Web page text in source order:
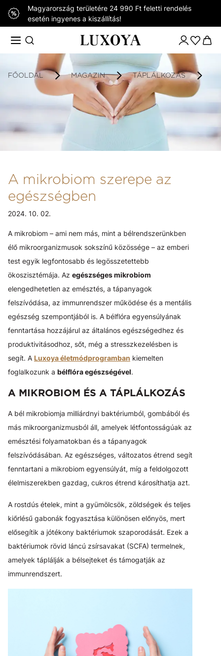
Magyarország területére 24 990 Ft feletti rendelés
esetén ingyenes a kiszállítás!
FŐOLDAL MAGAZIN TÁPLÁLKOZÁS
A mikrobiom szerepe az
egészségben
2024. 10. 02.
A mikrobiom – ami nem más, mint a bélrendszerünkben
élő mikroorganizmusok sokszínű közössége – az emberi
test egyik legfontosabb és legösszetettebb
ökoszisztémája. Az egészséges mikrobiom
elengedhetetlen az emésztés, a tápanyagok
felszívódása, az immunrendszer működése és a mentális
egészség szempontjából is. A bélflóra egyensúlyának
fenntartása hozzájárul az általános egészségedhez és
produktivitásodhoz, sőt, még a stresszkezelésben is
segít. A Luxoya életmódprogramban kiemelten
foglalkozunk a bélflóra egészségével.
A MIKROBIOM ÉS A TÁPLÁLKOZÁS
A bél mikrobiomja milliárdnyi baktériumból, gombából és
más mikroorganizmusból áll, amelyek létfontosságúak az
emésztési folyamatokban és a tápanyagok
felszívódásában. Az egészséges, változatos étrend segít
fenntartani a mikrobiom egyensúlyát, míg a feldolgozott
élelmiszerekben gazdag, cukros étrend károsíthatja azt.
A rostdús ételek, mint a gyümölcsök, zöldségek és teljes
kiőrlésű gabonák fogyasztása különösen előnyös, mert
elősegítik a jótékony baktériumok szaporodását. Ezek a
baktériumok rövid láncú zsírsavakat (SCFA) termelnek,
amelyek táplálják a bélsejteket és támogatják az
immunrendszert.